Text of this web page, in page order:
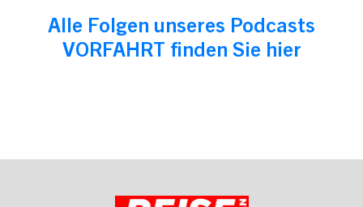
Alle Folgen unseres Podcasts
VORFAHRT finden Sie hier